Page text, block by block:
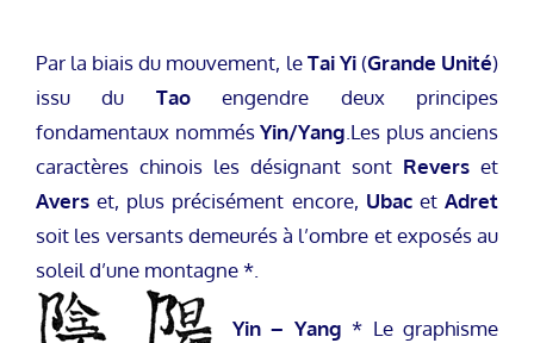
Par la biais du mouvement, leTai Yi(Grande Unité)
issu du Taoengendre deux principes
fondamentaux nommésYin/Yang .Les plus anciens
caractères chinois les désignant sont Revers et
Avers et, plus précisément encore, UbacetAdret
soit les versants demeurés à l’ombre et exposés au
soleil d’une montagne *.
Yin – Yang* Le graphisme